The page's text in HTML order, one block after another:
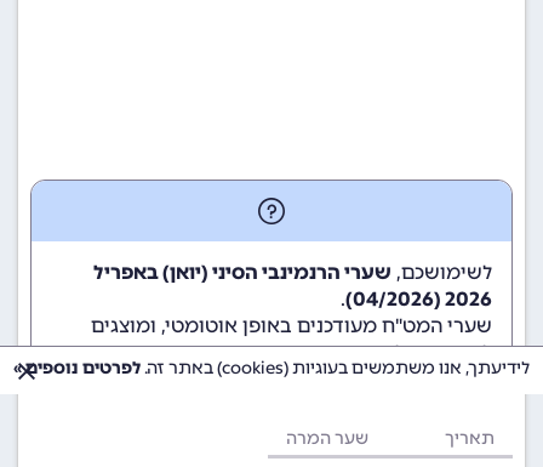
לשימושכם, שערי הרנמינבי הסיני (יואן) באפריל
2026 (04/2026)
.
שערי המט"ח מעודכנים באופן אוטומטי, ומוצגים
לשימוש גולשי ומשתמשי האתר.
תאריך שער המרה
לידיעתך, אנו משתמשים בעוגיות (cookies) באתר זה. לפרטים נוספים »